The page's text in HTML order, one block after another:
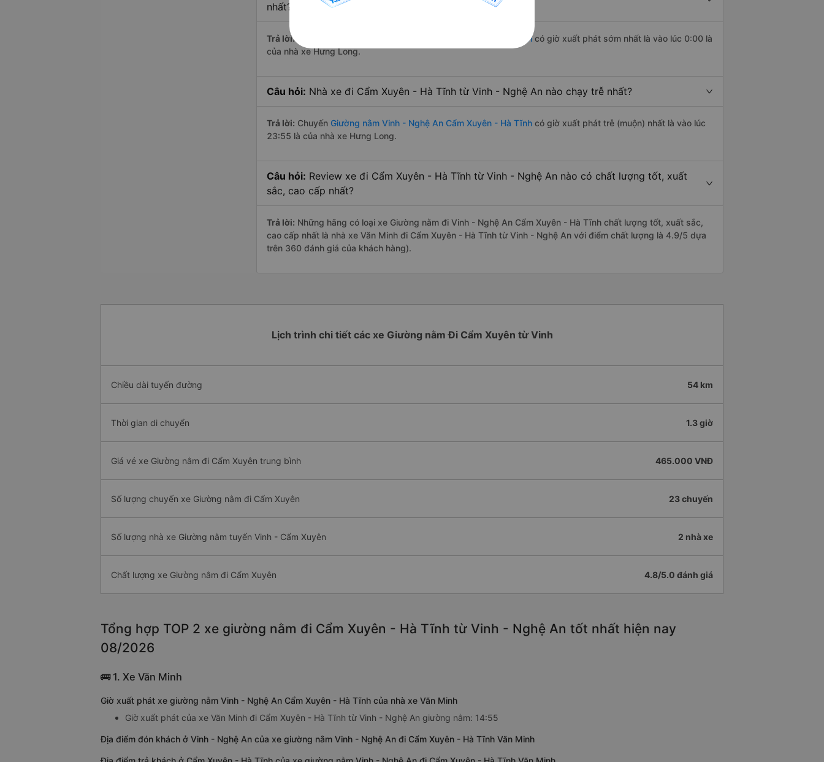
nhất?
Trả lời: Giường nằm Vinh - Nghệ An Cẩm Xuyên - Hà Tĩnhcó giờ xuất phát sớm nhất là vào lúc 0:00 là
của nhà xe Hưng Long.
Câu hỏi: Nhà xe đi Cẩm Xuyên - Hà Tĩnh từ Vinh - Nghệ An nào chạy trễ nhất?
Trả lời: Chuyến Giường nằm Vinh - Nghệ An Cẩm Xuyên - Hà Tĩnh có giờ xuất phát trễ (muộn) nhất là vào lúc
23:55 là của nhà xe Hưng Long.
Câu hỏi: Review xe đi Cẩm Xuyên - Hà Tĩnh từ Vinh - Nghệ An nào có chất lượng tốt, xuất
sắc, cao cấp nhất?
Trả lời: Những hãng có loại xe Giường nằm đi Vinh - Nghệ An Cẩm Xuyên - Hà Tĩnh chất lượng tốt, xuất sắc,
cao cấp nhất là nhà xe Văn Minh đi Cẩm Xuyên - Hà Tĩnh từ Vinh - Nghệ An với điểm chất lượng là 4.9/5 dựa
trên 360 đánh giá của khách hàng).
Lịch trình chi tiết các xe Giường nằm Đi Cẩm Xuyên từ Vinh
Chiều dài tuyến đường 54 km
Thời gian di chuyển 1.3 giờ
Giá vé xe Giường nằm đi Cẩm Xuyên trung bình 465.000 VNĐ
Số lượng chuyến xe Giường nằm đi Cẩm Xuyên 23 chuyến
Số lượng nhà xe Giường nằm tuyến Vinh - Cẩm Xuyên 2 nhà xe
Chất lượng xe Giường nằm đi Cẩm Xuyên 4.8/5.0 đánh giá
Tổng hợp TOP 2 xe giường nằm đi Cẩm Xuyên - Hà Tĩnh từ Vinh - Nghệ An tốt nhất hiện nay
08/2026
🚌 1. Xe Văn Minh
Giờ xuất phát xe giường nằm Vinh - Nghệ An Cẩm Xuyên - Hà Tĩnh của nhà xe Văn Minh
Giờ xuất phát của xe Văn Minh đi Cẩm Xuyên - Hà Tĩnh từ Vinh - Nghệ An giường nằm: 14:55
Địa điểm đón khách ở Vinh - Nghệ An của xe giường nằm Vinh - Nghệ An đi Cẩm Xuyên - Hà Tĩnh Văn Minh